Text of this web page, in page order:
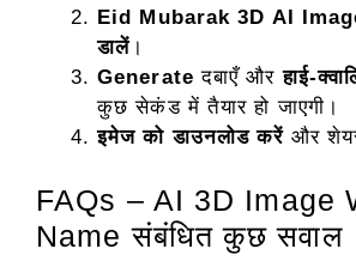
Eid Mubarak 3D AI
डालें ।
Generate दबाएँ औरहाई-
कुछ सेकंड में तैयार हो जाएगी।
इमेज को डाउनलोड करेंऔर
FAQs – AI 3D Image
Name संबंधित कुछ सवाल